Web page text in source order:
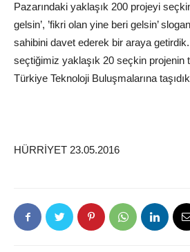
Pazarındaki yaklaşık 200 projeyi
gelsin’, ’fikri olan yine beri gelsin’
sahibini davet ederek bir araya
seçtiğimiz yaklaşık 20 seçkin projenin
Türkiye Teknoloji Buluşmalarına
HÜRRİYET 23.05.2016